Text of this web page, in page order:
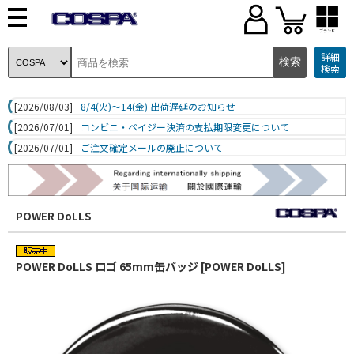
ブランド
詳細
検索
[2026/08/03]
8/4(火)～14(金) 出荷遅延のお知らせ
[2026/07/01]
コンビニ・ペイジー決済の支払期限変更について
[2026/07/01]
ご注文確定メールの廃止について
POWER DoLLS
POWER DoLLS ロゴ 65mm缶バッジ [POWER DoLLS]